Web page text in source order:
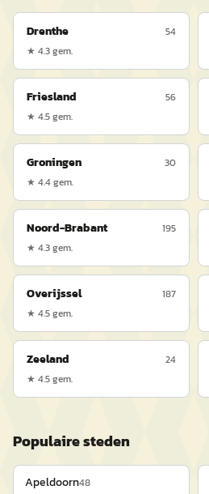
Drenthe
54
★ 4.3gem.
Friesland
56
★ 4.5gem.
Groningen
30
★ 4.4gem.
Noord-Brabant
195
★ 4.3gem.
Overijssel
187
★ 4.5gem.
Zeeland
24
★ 4.5gem.
Populaire steden
Apeldoorn48